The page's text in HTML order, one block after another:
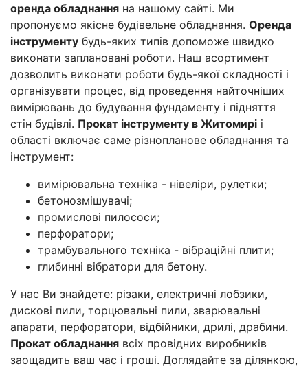
оренда обладнання на нашому сайті. Ми
пропонуємо якісне будівельне обладнання. Оренда
інструменту будь-яких типів допоможе швидко
виконати заплановані роботи. Наш асортимент
дозволить виконати роботи будь-якої складності і
організувати процес, від проведення найточніших
вимірювань до будування фундаменту і підняття
стін будівлі. Прокат інструменту в Житомирі і
області включає саме різнопланове обладнання та
інструмент:
вимірювальна техніка - нівеліри, рулетки;
бетонозмішувачі;
промислові пилососи;
перфоратори;
трамбувального техніка - вібраційні плити;
глибинні вібратори для бетону.
У нас Ви знайдете: різаки, електричні лобзики,
дискові пили, торцювальні пили, зварювальні
апарати, перфоратори, відбійники, дрилі, драбини.
Прокат обладнання всіх провідних виробників
заощадить ваш час і гроші. Доглядайте за ділянкою,